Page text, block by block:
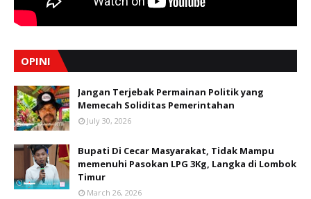
OPINI
Jangan Terjebak Permainan Politik yang
Memecah Soliditas Pemerintahan
July 30, 2026
Bupati Di Cecar Masyarakat, Tidak Mampu
memenuhi Pasokan LPG 3Kg, Langka di Lombok
Timur
March 26, 2026